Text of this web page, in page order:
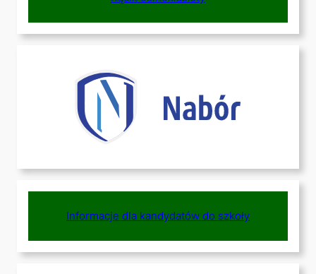
Informacje dla kandydatów do szkoły